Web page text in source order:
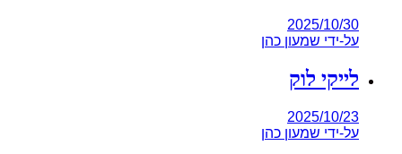
2025/10/30
על-ידי שמעון כהן
לייקי לוק
2025/10/23
על-ידי שמעון כהן